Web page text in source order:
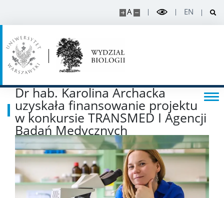
A EN
Posłuchaj o nauce
Poczytaj o nauce
Wydarzenia
Wystawy
USŁUGI
Jednostki usługowe
Dr hab. Karolina Archacka
uzyskała finansowanie projektu
w konkursie TRANSMED I Agencji
Badań Medycznych